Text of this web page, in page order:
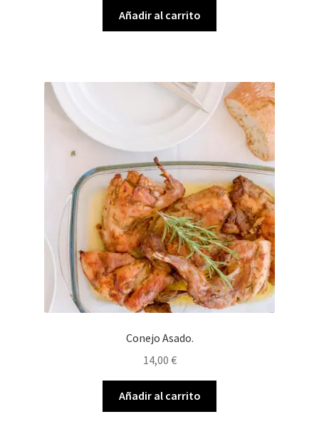
Añadir al carrito
Conejo Asado.
14,00 €
Añadir al carrito